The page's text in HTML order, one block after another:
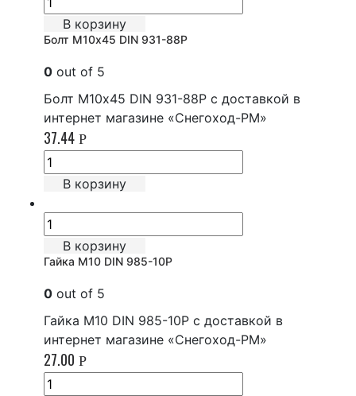
В корзину
Болт М10х45 DIN 931-88P
0 out of 5
Болт М10х45 DIN 931-88P с доставкой в
интернет магазине «Снегоход-РМ»
37.44 Р
В корзину
В корзину
Гайка М10 DIN 985-10Р
0 out of 5
Гайка М10 DIN 985-10Р с доставкой в
интернет магазине «Снегоход-РМ»
27.00 Р